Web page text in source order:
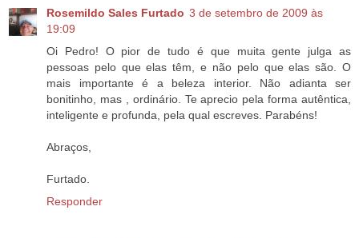
Rosemildo Sales Furtado 3 de setembro de 2009 às
19:09
Oi Pedro! O pior de tudo é que muita gente julga as
pessoas pelo que elas têm, e não pelo que elas são. O
mais importante é a beleza interior. Não adianta ser
bonitinho, mas , ordinário. Te aprecio pela forma autêntica,
inteligente e profunda, pela qual escreves. Parabéns!
Abraços,
Furtado.
Responder